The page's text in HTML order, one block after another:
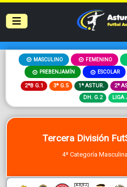
MASCULINO FEMENINO
PREBENJAMÍN ESCOLAR
2ªB G.1 3ª G.5 1ª ASTUR. 2ª
DH. G.2
LIGA
Tercera División
4ª Categoría